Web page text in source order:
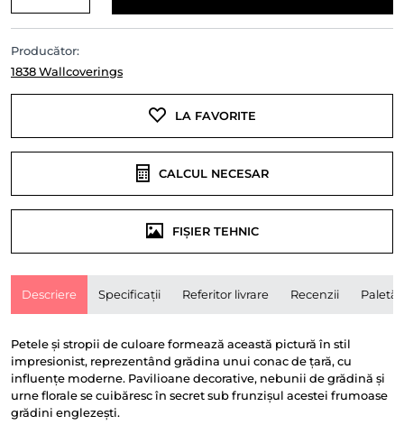
Producător:
1838 Wallcoverings
LA FAVORITE
CALCUL NECESAR
FIȘIER TEHNIC
Descriere Specificații Referitor livrare Recenzii Paletă
Petele și stropii de culoare formează această pictură în stil
impresionist, reprezentând grădina unui conac de țară, cu
influențe moderne. Pavilioane decorative, nebunii de grădină și
urne florale se cuibăresc în secret sub frunzișul acestei frumoase
grădini englezești.